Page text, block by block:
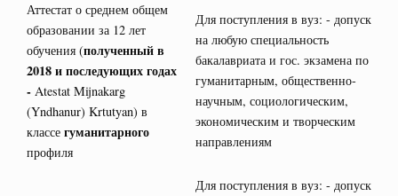
Аттестат о среднем общем
образовании за 12 лет
обучения (полученный в
2018 и последующих годах
- Atestat Mijnakarg
(Yndhanur) Krtutyan) в
классе гуманитарного
профиля
Для поступления в вуз: - допуск
на любую специальность
бакалавриата и гос. экзамена по
гуманитарным, общественно-
научным, социологическим,
экономическим и творческим
направлениям
Для поступления в вуз: - допуск